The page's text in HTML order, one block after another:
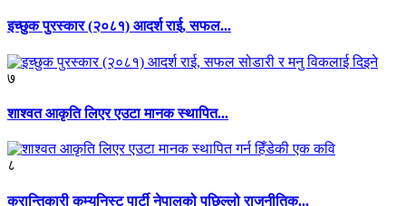
इच्छुक पुरस्कार (२०८१) आदर्श राई, सफल...
७
शाश्वत आकृति लिएर एउटा मानक स्थापित...
८
क्रान्तिकारी कम्युनिस्ट पार्टी नेपालको पछिल्लो राजनीतिक...